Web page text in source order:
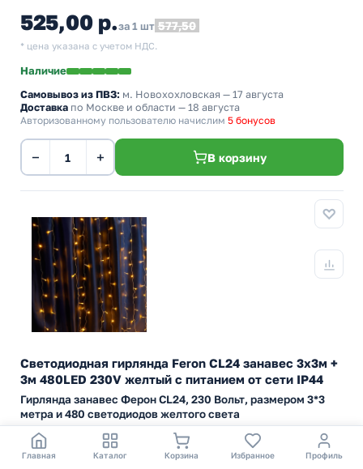
525,00 р.за 1 шт 577,50
* цена указана с учетом НДС.
Наличие
Самовывоз из ПВЗ: м. Новохохловская — 17 августа
Доставка по Москве и области — 18 августа
Авторизованному пользователю начислим 5 бонусов
− + В корзину
Светодиодная гирлянда Feron CL24 занавес 3х3м +
3м 480LED 230V желтый c питанием от сети IP44
Гирлянда занавес Ферон CL24, 230 Вольт, размером 3*3
метра и 480 светодиодов желтого света
Артикул:
Бренд:
Feron (Ферон)
Тип
Занавес
Главная Каталог Корзина Избранное Профиль